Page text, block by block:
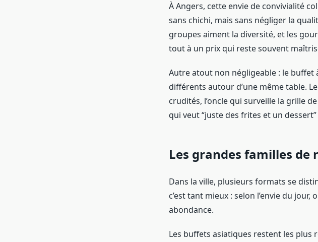
À Angers, cette envie de convivialité
sans chichi, mais sans négliger la
groupes aiment la diversité, et les
tout à un prix qui reste souvent
Autre atout non négligeable : le
différents autour d’une même table.
crudités, l’oncle qui surveille la grille
qui veut “juste des frites et un
Les grandes familles
Dans la ville, plusieurs formats se
c’est tant mieux : selon l’envie du
abondance.
Les buffets asiatiques restent les plus